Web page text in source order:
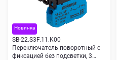
Новинка
SB-22.S3F.11.K00
Переключатель поворотный с
фиксацией без подсветки, 3